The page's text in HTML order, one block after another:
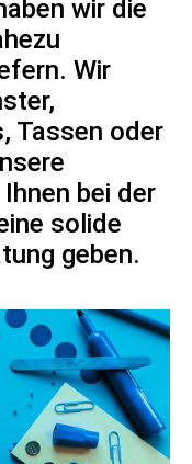
wir die
Wir
Tassen oder
bei der
solide
geben.